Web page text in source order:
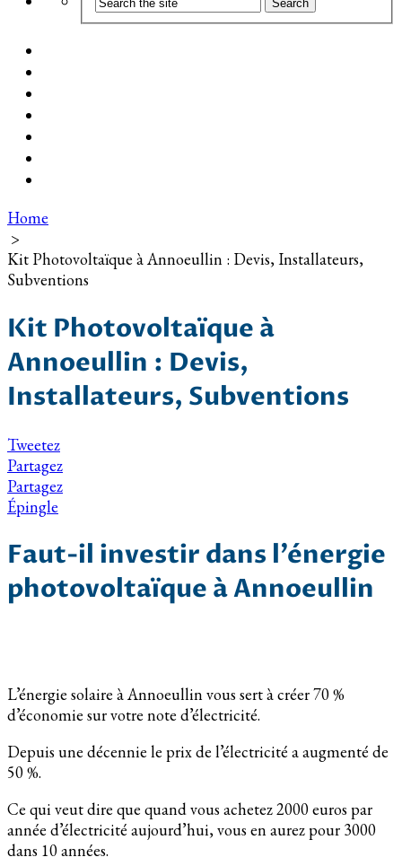
Home
>
Kit Photovoltaïque à Annoeullin : Devis, Installateurs,
Subventions
Kit Photovoltaïque à
Annoeullin : Devis,
Installateurs, Subventions
Tweetez
Partagez
Partagez
Épingle
Faut-il investir dans l’énergie
photovoltaïque à Annoeullin
L’énergie solaire à Annoeullin vous sert à créer 70 %
d’économie sur votre note d’électricité.
Depuis une décennie le prix de l’électricité a augmenté de
50 %.
Ce qui veut dire que quand vous achetez 2000 euros par
année d’électricité aujourd’hui, vous en aurez pour 3000
dans 10 années.